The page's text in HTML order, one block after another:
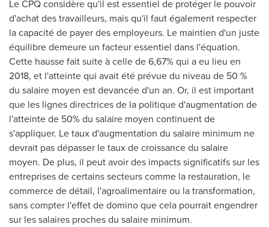
Le CPQ considère qu'il est essentiel de protéger le pouvoir
d'achat des travailleurs, mais qu'il faut également respecter
la capacité de payer des employeurs. Le maintien d'un juste
équilibre demeure un facteur essentiel dans l'équation.
Cette hausse fait suite à celle de 6,67% qui a eu lieu en
2018, et l'atteinte qui avait été prévue du niveau de 50 %
du salaire moyen est devancée d'un an. Or, il est important
que les lignes directrices de la politique d'augmentation de
l'atteinte de 50% du salaire moyen continuent de
s'appliquer. Le taux d'augmentation du salaire minimum ne
devrait pas dépasser le taux de croissance du salaire
moyen. De plus, il peut avoir des impacts significatifs sur les
entreprises de certains secteurs comme la restauration, le
commerce de détail, l'agroalimentaire ou la transformation,
sans compter l'effet de domino que cela pourrait engendrer
sur les salaires proches du salaire minimum.